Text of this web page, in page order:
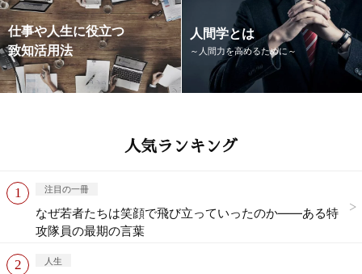
仕事や人生に役立つ
致知活用法
人間学とは
～人間力を高めるために～
人気ランキング
注目の一冊
なぜ若者たちは笑顔で飛び立っていったのか——ある特
攻隊員の最期の言葉
人生